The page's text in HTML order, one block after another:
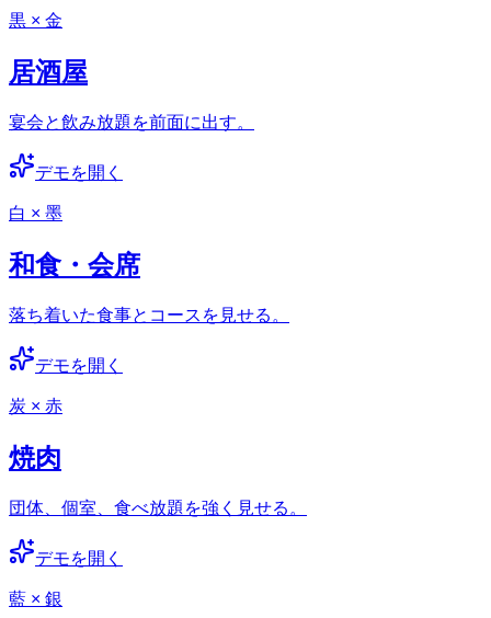
黒 × 金
居酒屋
宴会と飲み放題を前面に出す。
デモを開く
白 × 墨
和食・会席
落ち着いた食事とコースを見せる。
デモを開く
炭 × 赤
焼肉
団体、個室、食べ放題を強く見せる。
デモを開く
藍 × 銀